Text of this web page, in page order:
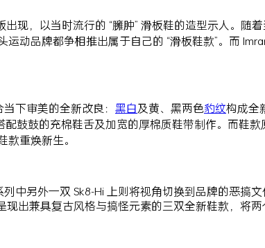
现，以当时流行的 “臃肿” 滑板鞋的造型示人。随
动品牌都争相推出属于自己的 “滑板鞋款”。而
下审美的全新改良： 黑白及黄、黑两色豹纹构成全
鼓鼓的充棉鞋舌及加宽的厚棉质鞋带制作。而鞋
款重焕新生。
中另外一双 Sk8-Hi 上则将视角切换到品牌的恶搞
现出兼具复古风格与搞怪元素的三双全新鞋款，将两